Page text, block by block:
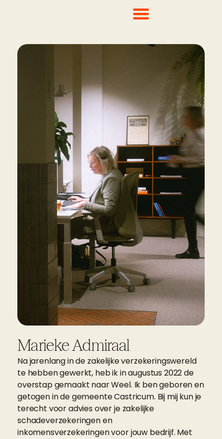
Marieke Admiraal
Na jarenlang in de zakelijke verzekeringswereld
te hebben gewerkt, heb ik in augustus 2022 de
overstap gemaakt naar Weel. Ik ben geboren en
getogen in de gemeente Castricum. Bij mij kun je
terecht voor advies over je zakelijke
schadeverzekeringen en
inkomensverzekeringen voor jouw bedrijf. Met